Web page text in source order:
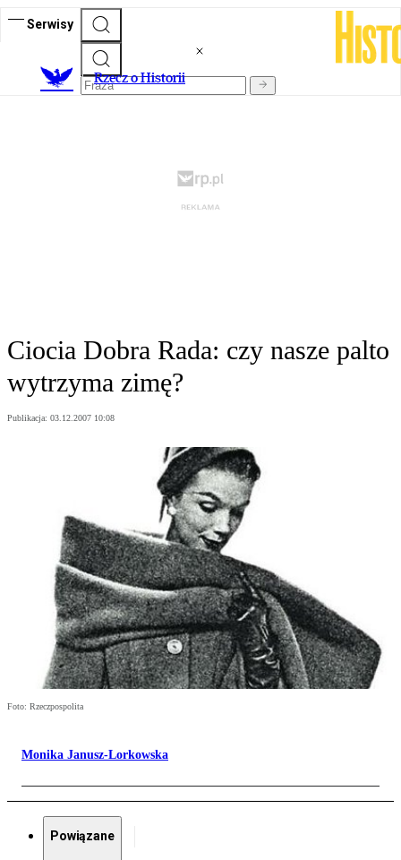
Serwisy
Rzecz o Historii
Ciocia Dobra Rada: czy nasze palto
wytrzyma zimę?
Publikacja: 03.12.2007 10:08
Foto: Rzeczpospolita
Monika Janusz-Lorkowska
Powiązane